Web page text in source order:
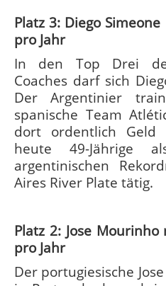
Platz 3: Diego
pro Jahr
In den Top Drei
Coaches darf sich
Der Argentinier
spanische Team
dort ordentlich
heute 49-Jährige
argentinischen
Aires River Plate tätig.
Platz 2: Jose
pro Jahr
Der portugiesische